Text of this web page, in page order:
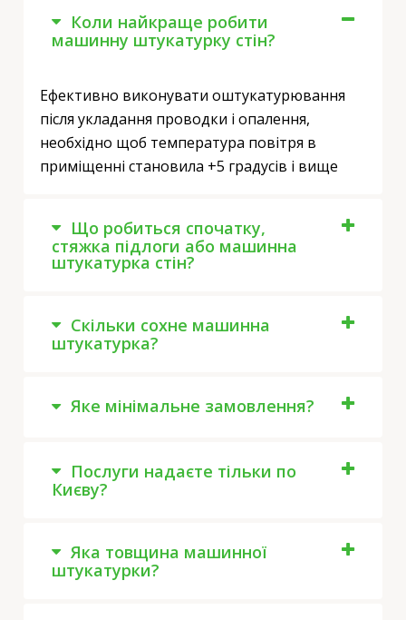
Коли найкраще робити
машинну штукатурку стін?
Ефективно виконувати оштукатурювання
після укладання проводки і опалення,
необхідно щоб температура повітря в
приміщенні становила +5 градусів і вище
Що робиться спочатку,
стяжка підлоги або машинна
штукатурка стін?
Скільки сохне машинна
штукатурка?
Яке мінімальне замовлення?
Послуги надаєте тільки по
Києву?
Яка товщина машинної
штукатурки?